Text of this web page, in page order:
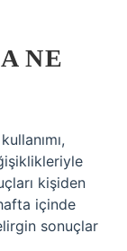
NE
kişiden
içinde
sonuçlar